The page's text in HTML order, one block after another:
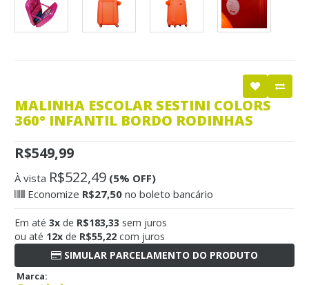
MALINHA ESCOLAR SESTINI COLORS
360° INFANTIL BORDO RODINHAS
R$549,99
À vista R$522,49 (5% OFF)
Economize R$27,50 no boleto bancário
Em até 3x de R$183,33 sem juros
ou até 12x de R$55,22 com juros
SIMULAR PARCELAMENTO DO PRODUTO
Marca: